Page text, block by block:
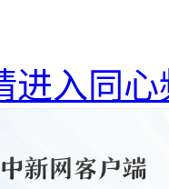
进入同心